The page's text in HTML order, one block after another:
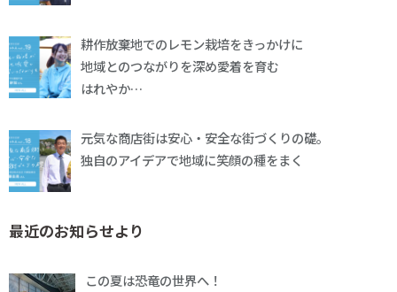
耕作放棄地でのレモン栽培をきっかけに
地域とのつながりを深め愛着を育む
はれやか…
元気な商店街は安心・安全な街づくりの礎。
独自のアイデアで地域に笑顔の種をまく
最近のお知らせより
この夏は恐竜の世界へ！